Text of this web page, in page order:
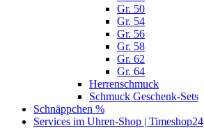
Gr. 50
Gr. 54
Gr. 56
Gr. 58
Gr. 62
Gr. 64
Herrenschmuck
Schmuck Geschenk-Sets
Schnäppchen %
Services im Uhren-Shop | Timeshop24